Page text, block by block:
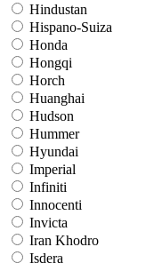
Hindustan
Hispano-Suiza
Honda
Hongqi
Horch
Huanghai
Hudson
Hummer
Hyundai
Imperial
Infiniti
Innocenti
Invicta
Iran Khodro
Isdera